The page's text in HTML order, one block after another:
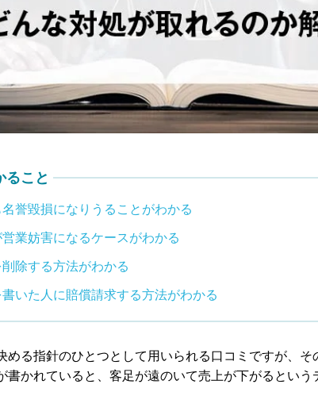
SNS・掲示板
逮捕報道
開示請求・特定
名誉毀損
IT法務
ること
誉毀損になりうることがわかる
業妨害になるケースがわかる
除する方法がわかる
いた人に賠償請求する方法がわかる
める指針のひとつとして用いられる口コミですが、そ
書かれていると、客足が遠のいて売上が下がるという